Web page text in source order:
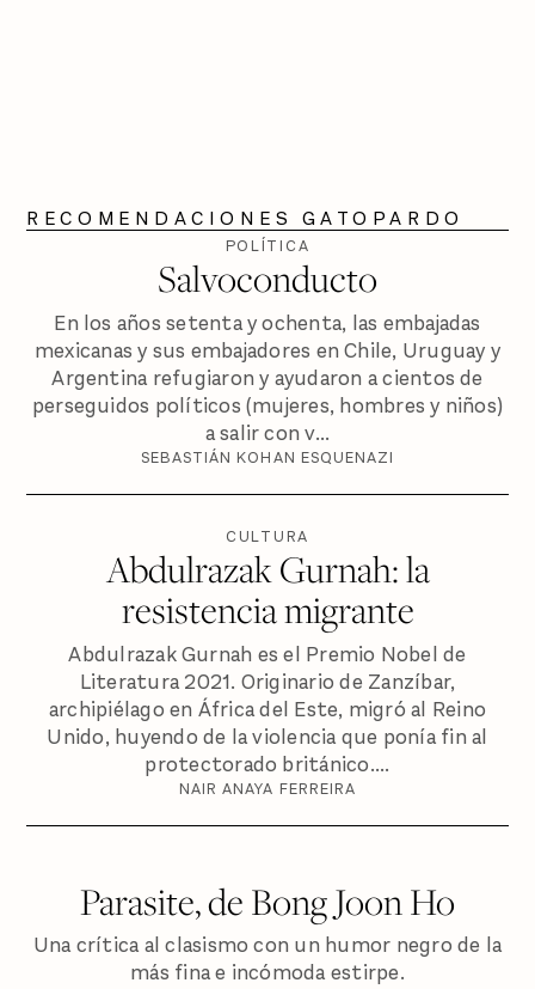
RECOMENDACIONES GATOPARDO
POLÍTICA
Salvoconducto
En los años setenta y ochenta, las embajadas
mexicanas y sus embajadores en Chile, Uruguay y
Argentina refugiaron y ayudaron a cientos de
perseguidos políticos (mujeres, hombres y niños)
a salir con v...
SEBASTIÁN KOHAN ESQUENAZI
CULTURA
Abdulrazak Gurnah: la
resistencia migrante
Abdulrazak Gurnah es el Premio Nobel de
Literatura 2021. Originario de Zanzíbar,
archipiélago en África del Este, migró al Reino
Unido, huyendo de la violencia que ponía fin al
protectorado británico....
NAIR ANAYA FERREIRA
Parasite, de Bong Joon Ho
Una crítica al clasismo con un humor negro de la
más fina e incómoda estirpe.